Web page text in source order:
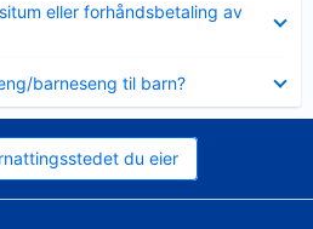
eller forhåndsbetaling av
barneseng til barn?
du eier